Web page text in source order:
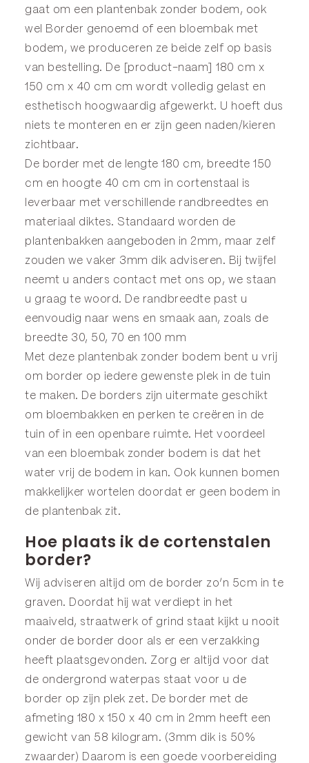
gaat om een plantenbak zonder bodem, ook
wel
Border genoemd of een bloembak met
bodem, we produceren ze beide zelf op basis
van bestelling. De [product-naam] 180 cm x
150 cm x 40 cm cm wordt volledig gelast en
esthetisch hoogwaardig afgewerkt. U hoeft dus
niets te monteren en er zijn geen naden/kieren
zichtbaar.
De border met de lengte 180 cm, breedte 150
cm en hoogte 40 cm cm in cortenstaal is
leverbaar met verschillende randbreedtes en
materiaal diktes. Standaard worden de
plantenbakken aangeboden in 2mm, maar zelf
zouden we vaker 3mm dik adviseren. Bij twijfel
neemt u anders contact met ons op, we staan
u graag te woord. De randbreedte past u
eenvoudig naar wens en smaak aan, zoals de
breedte 30, 50, 70 en 100 mm
Met deze plantenbak zonder bodem bent u vrij
om border op iedere gewenste plek in de tuin
te maken. De borders zijn uitermate geschikt
om bloembakken en perken te creëren in de
tuin of in een openbare ruimte. Het voordeel
van een bloembak zonder bodem is dat het
water vrij de bodem in kan. Ook kunnen bomen
makkelijker wortelen doordat er geen bodem in
de plantenbak zit.
Hoe plaats ik de cortenstalen
border?
Wij adviseren altijd om de border zo’n 5cm in te
graven. Doordat hij wat verdiept in het
maaiveld, straatwerk of grind staat kijkt u nooit
onder de border door als er een verzakking
heeft plaatsgevonden. Zorg er altijd voor dat
de ondergrond waterpas staat voor u de
border op zijn plek zet. De border met de
afmeting 180 x 150 x 40 cm in 2mm heeft een
gewicht van 58 kilogram. (3mm dik is 50%
zwaarder) Daarom is een goede voorbereiding